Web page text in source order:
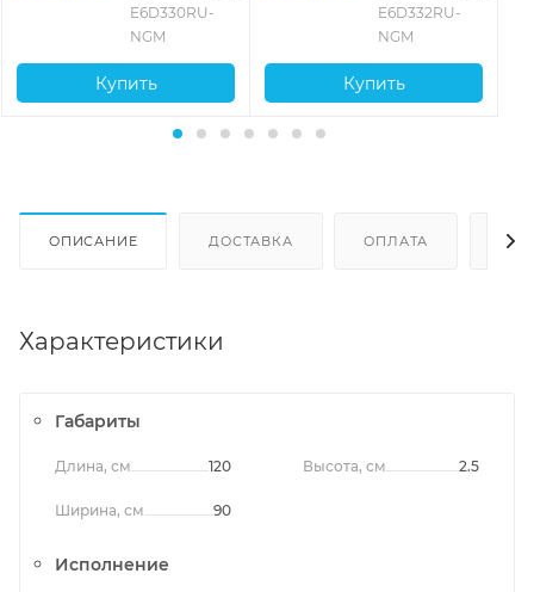
E6D330RU-
NGM
Купить
E6D332RU-
NGM
Купить
ОПИСАНИЕ ДОСТАВКА ОПЛАТА
Характеристики
Габариты
Длина, см 120
Ширина, см 90
Высота, см 2.5
Исполнение